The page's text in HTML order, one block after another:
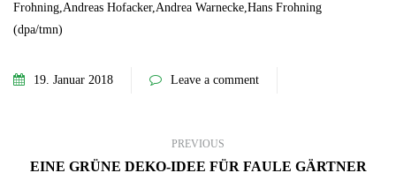
Frohning,Andreas Hofacker,Andrea Warnecke,Hans Frohning
(dpa/tmn)
19. Januar 2018 Leave a comment
PREVIOUS
EINE GRÜNE DEKO-IDEE FÜR FAULE GÄRTNER